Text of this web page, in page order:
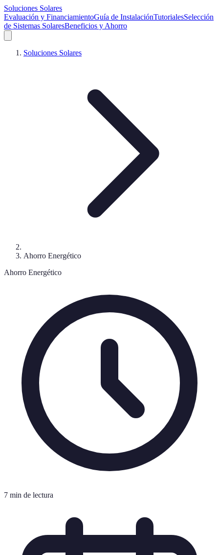
Soluciones Solares
Evaluación y FinanciamientoGuía de InstalaciónTutorialesSelección
de Sistemas SolaresBeneficios y Ahorro
Soluciones Solares
Ahorro Energético
Ahorro Energético
7 min de lectura